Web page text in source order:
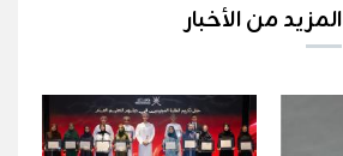
المزيد من الأخبار